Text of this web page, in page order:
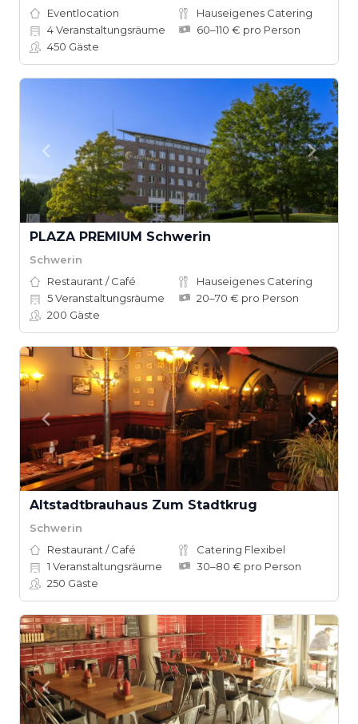
Eventlocation
Hauseigenes Catering
4Veranstaltungsräume
60–110 € pro Person
450 Gäste
PLAZA PREMIUM Schwerin
Schwerin
Restaurant / Café
Hauseigenes Catering
5Veranstaltungsräume
20–70 € pro Person
200 Gäste
Altstadtbrauhaus Zum Stadtkrug
Schwerin
Restaurant / Café
Catering Flexibel
1 Veranstaltungsräume
30–80 € pro Person
250 Gäste